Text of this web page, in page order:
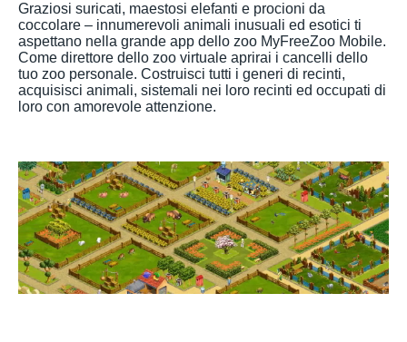
Graziosi suricati, maestosi elefanti e procioni da
coccolare – innumerevoli animali inusuali ed esotici ti
aspettano nella grande app dello zoo MyFreeZoo Mobile.
Come direttore dello zoo virtuale aprirai i cancelli dello
tuo zoo personale. Costruisci tutti i generi di recinti,
acquisisci animali, sistemali nei loro recinti ed occupati di
loro con amorevole attenzione.